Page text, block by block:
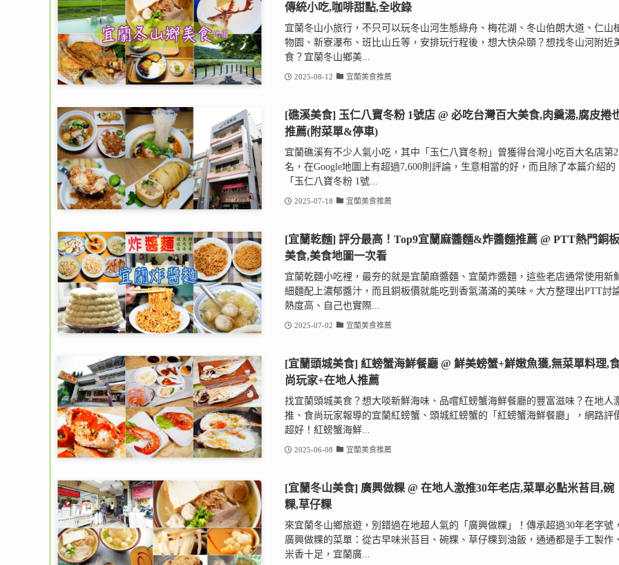
傳統小吃,咖啡甜點,全收錄
宜蘭冬山小旅行，不只可以玩冬山河生態綠舟、梅花湖、冬山伯朗大道、仁山
物園、新寮瀑布、班比山丘等，安排玩行程後，想大快朵頤？想找冬山河附近
食？宜蘭冬山鄉美...
2025-08-12 宜蘭美食推薦
[礁溪美食] 玉仁八寶冬粉 1號店 @ 必吃台灣百大美食,肉羹湯,腐皮捲
推薦(附菜單&停車)
宜蘭礁溪有不少人氣小吃，其中「玉仁八寶冬粉」曾獲得台灣小吃百大名店第
名，在Google地圖上有超過7,600則評論，生意相當的好，而且除了本篇介紹的
「玉仁八寶冬粉 1號...
2025-07-18 宜蘭美食推薦
[宜蘭乾麵] 評分最高！Top9宜蘭麻醬麵&炸醬麵推薦 @ PTT熱門銅板
美食,美食地圖一次看
宜蘭乾麵小吃裡，最夯的就是宜蘭麻醬麵、宜蘭炸醬麵，這些老店通常使用新
細麵配上濃郁醬汁，而且銅板價就能吃到香氣滿滿的美味。大方整理出PTT討
熱度高、自己也實際...
2025-07-02 宜蘭美食推薦
[宜蘭頭城美食] 紅螃蟹海鮮餐廳 @ 鮮美螃蟹+鮮嫩魚獲,無菜單料理,
尚玩家+在地人推薦
找宜蘭頭城美食？想大啖新鮮海味、品嚐紅螃蟹海鮮餐廳的豐富滋味？在地人
推、食尚玩家報導的宜蘭紅螃蟹、頭城紅螃蟹的「紅螃蟹海鮮餐廳」，網路評
超好！紅螃蟹海鮮...
2025-06-08 宜蘭美食推薦
[宜蘭冬山美食] 廣興做粿 @ 在地人激推30年老店,菜單必點米苔目,碗
粿,草仔粿
來宜蘭冬山鄉旅遊，別錯過在地超人氣的「廣興做粿」！傳承超過30年老字號，
廣興做粿的菜單：從古早味米苔目、碗粿、草仔粿到油飯，通通都是手工製作、
米香十足，宜蘭廣...